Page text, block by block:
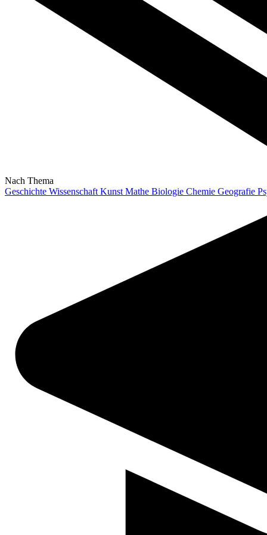
Nach Thema
Geschichte Wissenschaft Kunst Mathe Biologie Chemie Geografie